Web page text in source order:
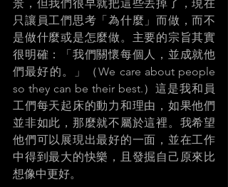
景，但我們很早就把這些丟掉了，現在
只讓員工們思考「為什麼」而做，而不
是做什麼或是怎麼做。主要的宗旨其實
很明確：「我們關懷每個人，並成就他
們最好的。」（We care about people
so they can be their best.）這是我和員
工們每天起床的動力和理由，如果他們
並非如此，那麼就不屬於這裡。我希望
他們可以展現出最好的一面，並在工作
中得到最大的快樂，且發掘自己原來比
想像中更好。